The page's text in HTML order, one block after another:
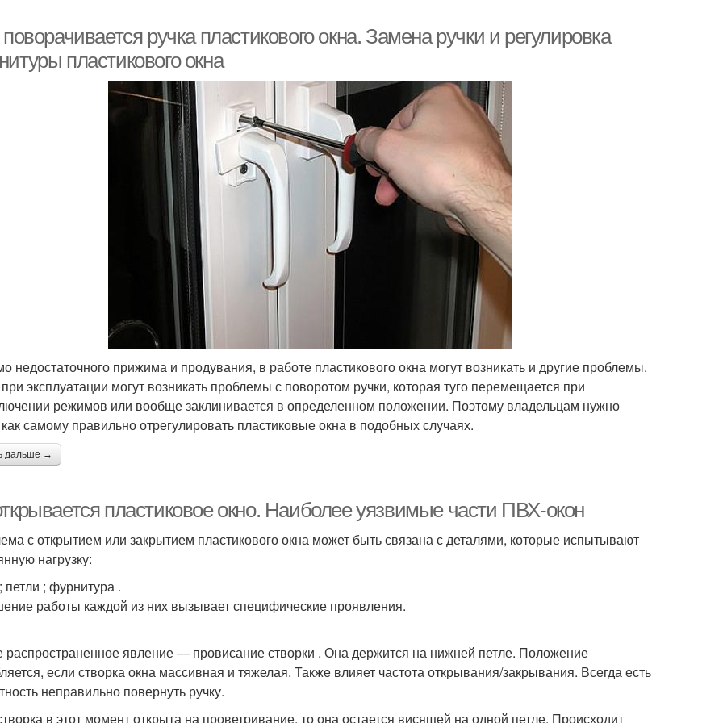
поворачивается ручка пластикового окна. Замена ручки и регулировка
пластикового окна
недостаточного прижима и продувания, в работе пластикового окна могут возникать и другие проблемы.
эксплуатации могут возникать проблемы с поворотом ручки, которая туго перемещается при
режимов или вообще заклинивается в определенном положении. Поэтому владельцам нужно
как самому правильно отрегулировать пластиковые окна в подобных случаях.
дальше →
пластиковое окно. Наиболее уязвимые части ПВХ-окон
с открытием или закрытием пластикового окна может быть связана с деталями, которые испытывают
нагрузку:
петли ; фурнитура .
работы каждой из них вызывает специфические проявления.
явление — провисание створки . Она держится на нижней петле. Положение
если створка окна массивная и тяжелая. Также влияет частота открывания/закрывания. Всегда есть
неправильно повернуть ручку.
в этот момент открыта на проветривание, то она остается висящей на одной петле. Происходит